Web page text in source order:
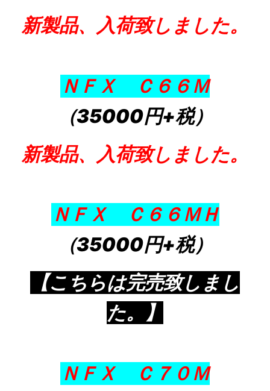
新製品、入荷致しました。
ＮＦＸ Ｃ６６Ｍ
（35000円+税）
新製品、入荷致しました。
ＮＦＸ Ｃ６６ＭＨ
（35000円+税）
【こちらは完売致しまし
た。】
ＮＦＸ Ｃ７０Ｍ